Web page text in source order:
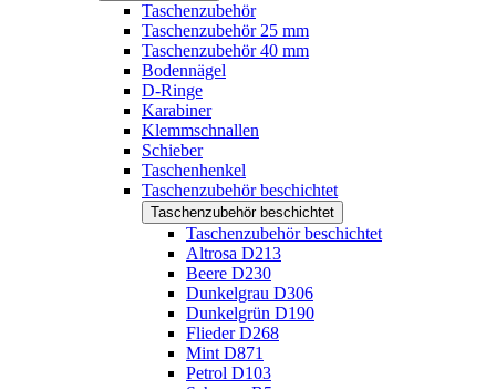
Taschenzubehör
Taschenzubehör 25 mm
Taschenzubehör 40 mm
Bodennägel
D-Ringe
Karabiner
Klemmschnallen
Schieber
Taschenhenkel
Taschenzubehör beschichtet
Taschenzubehör beschichtet
Taschenzubehör beschichtet
Altrosa D213
Beere D230
Dunkelgrau D306
Dunkelgrün D190
Flieder D268
Mint D871
Petrol D103